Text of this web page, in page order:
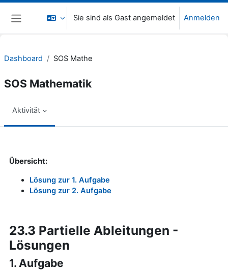
Zum Hauptinhalt
Website-Übersicht
Sie sind als Gast angemeldet Anmelden
Dashboard SOS Mathe
SOS Mathematik
Aktivität
Übersicht:
Lösung zur 1. Aufgabe
Lösung zur 2. Aufgabe
23.3 Partielle Ableitungen -
Lösungen
1. Aufgabe